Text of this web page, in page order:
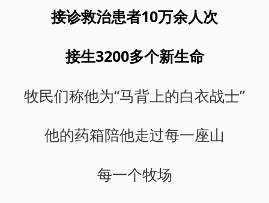
接诊救治患者10万余人次
接生3200多个新生命
牧民们称他为“马背上的白衣战士”
他的药箱陪他走过每一座山
每一个牧场